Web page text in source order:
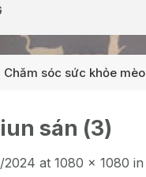
Chăm sóc sức khỏe mèo
sán (3)
2024 at 1080 × 1080 in